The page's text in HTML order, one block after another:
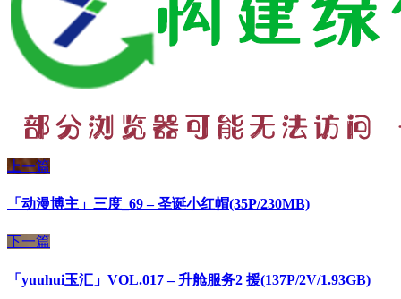
上一篇
「动漫博主」三度_69 – 圣诞小红帽(35P/230MB)
下一篇
「yuuhui玉汇」VOL.017 – 升舱服务2 援(137P/2V/1.93GB)